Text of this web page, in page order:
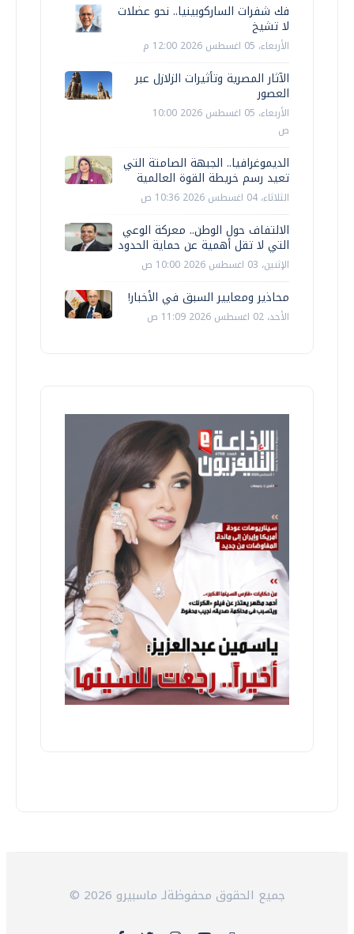
فك شفرات الساركوبينيا.. نحو عضلات
لا تشيخ
الأربعاء، 05 اغسطس 2026 12:00 م
الآثار المصرية وتأثيرات الزلازل عبر
العصور
الأربعاء، 05 اغسطس 2026 10:00
ص
الديموغرافيا.. الجبهة الصامتة التي
تعيد رسم خريطة القوة العالمية
الثلاثاء، 04 اغسطس 2026 10:36 ص
الالتفاف حول الوطن.. معركة الوعي
التي لا تقل أهمية عن حماية الحدود
الإثنين، 03 اغسطس 2026 10:00 ص
محاذير ومعايير السبق في الأخبار!
الأحد، 02 اغسطس 2026 11:09 ص
© 2026 جميع الحقوق محفوظةلـ ماسبيرو